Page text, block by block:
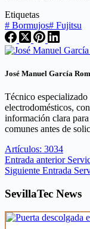
Etiquetas
# Bormujos# Fujitsu
José Manuel García
Técnico
electrodomésticos,
información clara
comunes antes de
Artículos: 3034
Entrada anterior
Siguiente Entrada
SevillaTec News